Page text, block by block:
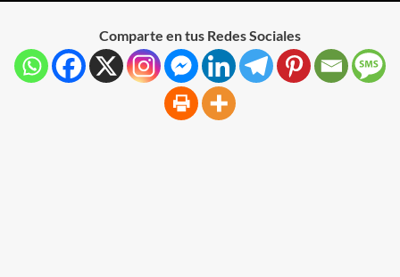
Comparte en tus Redes Sociales